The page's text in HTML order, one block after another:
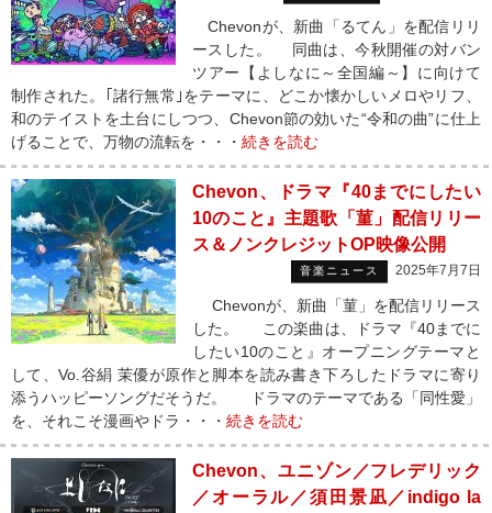
Chevonが、新曲「るてん」を配信リリ
ースした。 同曲は、今秋開催の対バン
ツアー【よしなに～全国編～】に向けて
制作された。｢諸行無常｣をテーマに、どこか懐かしいメロやリフ、
和のテイストを土台にしつつ、Chevon節の効いた“令和の曲”に仕上
げることで、万物の流転を・・・ 続きを読む
Chevon、ドラマ『40までにしたい
10のこと』主題歌「菫」配信リリー
ス＆ノンクレジットOP映像公開
音楽ニュース 2025年7月7日
Chevonが、新曲「菫」を配信リリース
した。 この楽曲は、ドラマ『40までに
したい10のこと』オープニングテーマと
して、Vo.谷絹 茉優が原作と脚本を読み書き下ろしたドラマに寄り
添うハッピーソングだそうだ。 ドラマのテーマである「同性愛」
を、それこそ漫画やドラ・・・ 続きを読む
Chevon、ユニゾン／フレデリック
／オーラル／須田景凪／indigo la